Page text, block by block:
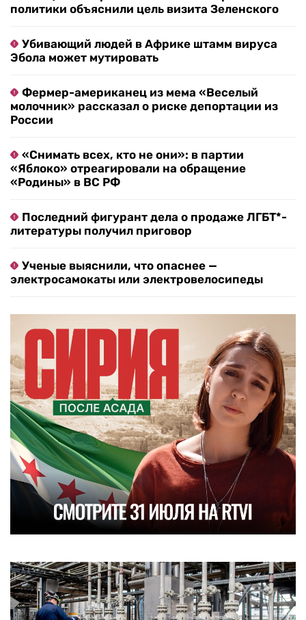
политики объяснили цель визита Зеленского
Убивающий людей в Африке штамм вируса
Эбола может мутировать
Фермер-американец из мема «Веселый
молочник» рассказал о риске депортации из
России
«Снимать всех, кто не они»: в партии
«Яблоко» отреагировали на обращение
«Родины» в ВС РФ
Последний фигурант дела о продаже ЛГБТ*-
литературы получил приговор
Ученые выяснили, что опаснее —
электросамокаты или электровелосипеды